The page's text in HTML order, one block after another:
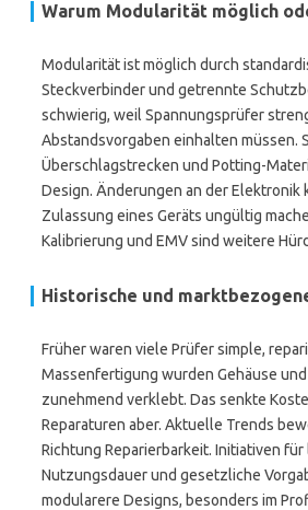
Warum Modularität möglich
Modularität ist möglich durch
Steckverbinder und getrennte
schwierig, weil Spannungsprüfer
Abstandsvorgaben einhalten müssen.
Überschlagstrecken und Potting-
Design. Änderungen an der Elektronik
Zulassung eines Geräts ungültig
Kalibrierung und EMV sind weitere
Historische und
Früher waren viele Prüfer simple,
Massenfertigung wurden Gehäuse
zunehmend verklebt. Das senkte
Reparaturen aber. Aktuelle Trends
Richtung Reparierbarkeit. Initiativen für
Nutzungsdauer und gesetzliche
modularere Designs, besonders im